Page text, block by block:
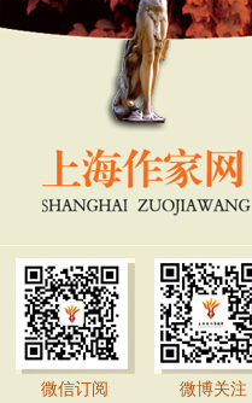
微信订阅 微博关注